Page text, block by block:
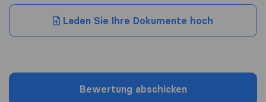
Laden Sie Ihre Dokumente hoch
Bewertung abschicken